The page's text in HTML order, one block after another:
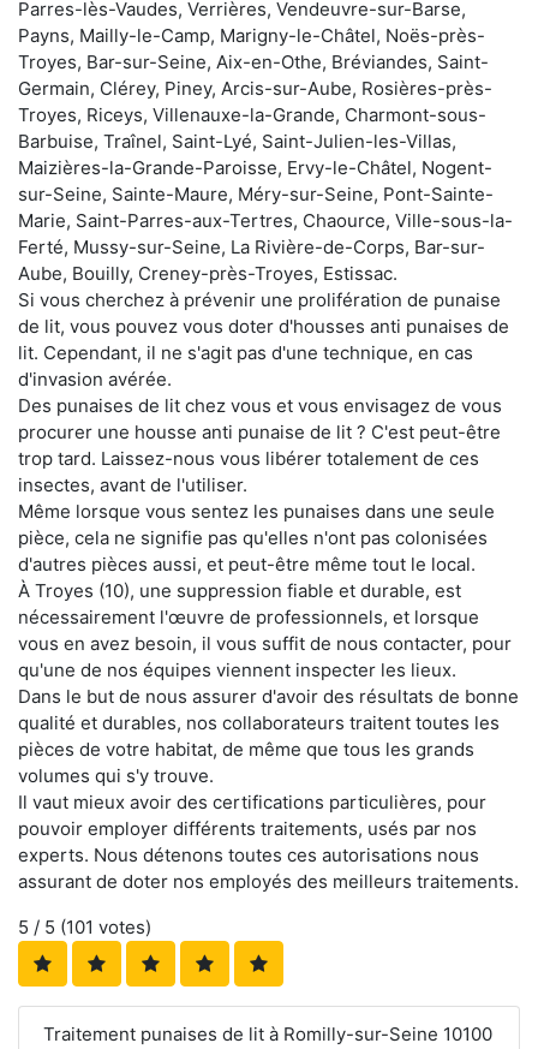
Parres-lès-Vaudes, Verrières, Vendeuvre-sur-Barse,
Payns, Mailly-le-Camp, Marigny-le-Châtel, Noës-près-
Troyes, Bar-sur-Seine, Aix-en-Othe, Bréviandes, Saint-
Germain, Clérey, Piney, Arcis-sur-Aube, Rosières-près-
Troyes, Riceys, Villenauxe-la-Grande, Charmont-sous-
Barbuise, Traînel, Saint-Lyé, Saint-Julien-les-Villas,
Maizières-la-Grande-Paroisse, Ervy-le-Châtel, Nogent-
sur-Seine, Sainte-Maure, Méry-sur-Seine, Pont-Sainte-
Marie, Saint-Parres-aux-Tertres, Chaource, Ville-sous-la-
Ferté, Mussy-sur-Seine, La Rivière-de-Corps, Bar-sur-
Aube, Bouilly, Creney-près-Troyes, Estissac.
Si vous cherchez à prévenir une prolifération de punaise
de lit, vous pouvez vous doter d'housses anti punaises de
lit. Cependant, il ne s'agit pas d'une technique, en cas
d'invasion avérée.
Des punaises de lit chez vous et vous envisagez de vous
procurer une housse anti punaise de lit ? C'est peut-être
trop tard. Laissez-nous vous libérer totalement de ces
insectes, avant de l'utiliser.
Même lorsque vous sentez les punaises dans une seule
pièce, cela ne signifie pas qu'elles n'ont pas colonisées
d'autres pièces aussi, et peut-être même tout le local.
À Troyes (10), une suppression fiable et durable, est
nécessairement l'œuvre de professionnels, et lorsque
vous en avez besoin, il vous suffit de nous contacter, pour
qu'une de nos équipes viennent inspecter les lieux.
Dans le but de nous assurer d'avoir des résultats de bonne
qualité et durables, nos collaborateurs traitent toutes les
pièces de votre habitat, de même que tous les grands
volumes qui s'y trouve.
Il vaut mieux avoir des certifications particulières, pour
pouvoir employer différents traitements, usés par nos
experts. Nous détenons toutes ces autorisations nous
assurant de doter nos employés des meilleurs traitements.
5 / 5 (101 votes)
Traitement punaises de lit à Romilly-sur-Seine 10100